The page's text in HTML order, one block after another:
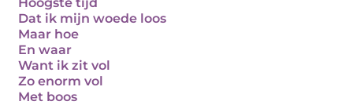
Dat ik mijn woede loos
Maar hoe
En waar
Want ik zit vol
Zo enorm vol
Met boos